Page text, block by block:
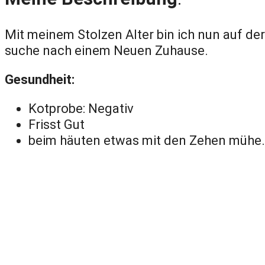
Mit meinem Stolzen Alter bin ich nun auf der
suche nach einem Neuen Zuhause.
Gesundheit:
Kotprobe: Negativ
Frisst Gut
beim häuten etwas mit den Zehen mühe.